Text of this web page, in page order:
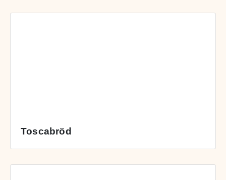
Toscabröd